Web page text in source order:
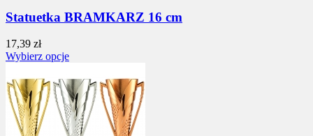
Statuetka BRAMKARZ 16 cm
17,39 zł
Wybierz opcje